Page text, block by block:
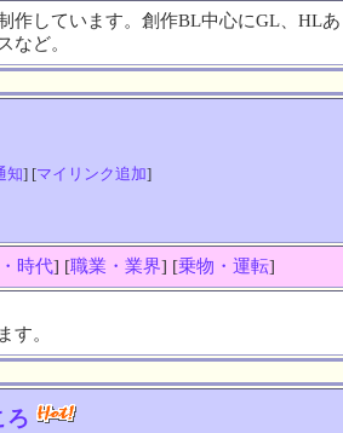
作しています。創作BL中心にGL、HLあ
など。
知] [マイリンク追加]
時代] [職業・業界] [乗物・運転]
す。
ろ